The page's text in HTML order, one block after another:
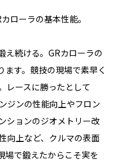
ローラの基本性能。
え続ける。GRカローラの
ます。競技の現場で素早く
レースに勝ったとして
ジンの性能向上やフロン
ションのジオメトリー改
向上など、クルマの表面
場で鍛えたからこそ実を